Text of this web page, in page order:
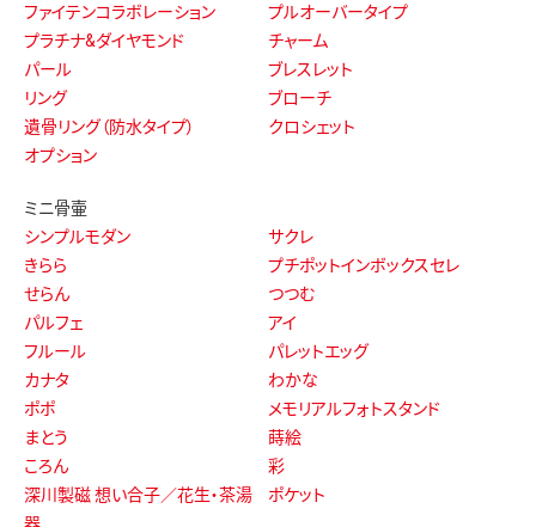
ファイテンコラボレーション
プルオーバータイプ
プラチナ&ダイヤモンド
チャーム
パール
ブレスレット
リング
ブローチ
遺骨リング（防水タイプ）
クロシェット
オプション
ミニ骨壷
シンプルモダン
サクレ
きらら
プチポットインボックスセレ
せらん
つつむ
パルフェ
アイ
フルール
パレットエッグ
カナタ
わかな
ポポ
メモリアルフォトスタンド
まとう
蒔絵
ころん
彩
深川製磁 想い合子／花生・茶湯
器
ポケット